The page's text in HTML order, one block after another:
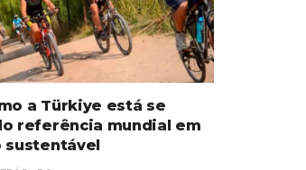
a Türkiye está se
referência mundial em
sustentável